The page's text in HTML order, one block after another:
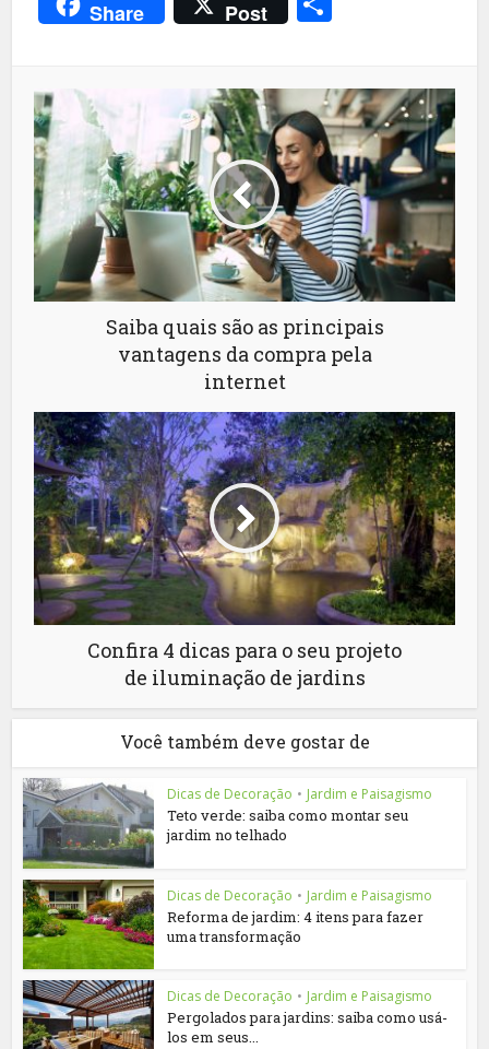
Share Post
Saiba quais são as principais
vantagens da compra pela
internet
Confira 4 dicas para o seu projeto
de iluminação de jardins
Você também deve gostar de
Dicas de Decoração • Jardim e Paisagismo
Teto verde: saiba como montar seu
jardim no telhado
Dicas de Decoração • Jardim e Paisagismo
Reforma de jardim: 4 itens para fazer
uma transformação
Dicas de Decoração • Jardim e Paisagismo
Pergolados para jardins: saiba como usá-
los em seus...